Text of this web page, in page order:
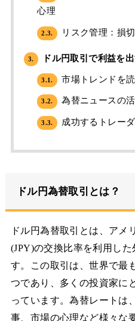
心理
2.3. リスク管理：損
3. ドル円取引で利益を
3.1. 市場トレンドを
3.2. 為替ニュースの
3.3. 成功するトレー
ドル円為替取引とは？
ドル円為替取引とは、アメ
(JPY)の交換比率を利用し
す。この取引は、世界で最
つであり、多くの投資家に
っています。為替レートは
事、市場の心理など様々な